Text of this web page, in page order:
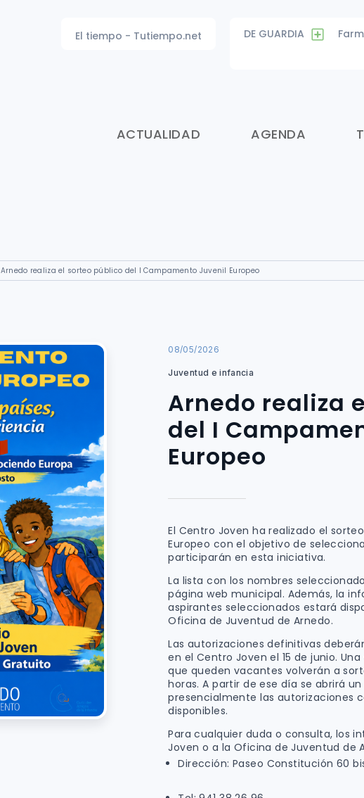
DE GUARDIA
El tiempo - Tutiempo.net
ACTUALIDAD AGENDA
Arnedo realiza el sorteo público del I Campamento Juvenil Europeo
08/05/2026
Juventud e infancia
Arnedo realiza
del I
Europeo
El Centro Joven ha realizado el
Europeo con el objetivo de
participarán en esta iniciativa.
La lista con los nombres
página web municipal. Además, la
aspirantes seleccionados estará
Oficina de Juventud de Arnedo.
Las autorizaciones definitivas
en el Centro Joven el 15 de junio.
que queden vacantes volverán a
horas. A partir de ese día se abrirá
presencialmente las autorizaciones
disponibles.
Para cualquier duda o consulta, los
Joven o a la Oficina de Juventud de
Dirección: Paseo Constitución 60